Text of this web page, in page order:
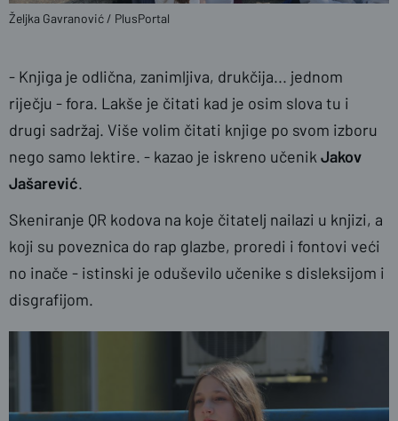
Željka Gavranović / PlusPortal
- Knjiga je odlična, zanimljiva, drukčija... jednom
riječju - fora. Lakše je čitati kad je osim slova tu i
drugi sadržaj. Više volim čitati knjige po svom izboru
nego samo lektire. - kazao je iskreno učenik Jakov
Jašarević.
Skeniranje QR kodova na koje čitatelj nailazi u knjizi, a
koji su poveznica do rap glazbe, proredi i fontovi veći
no inače - istinski je oduševilo učenike s disleksijom i
disgrafijom.